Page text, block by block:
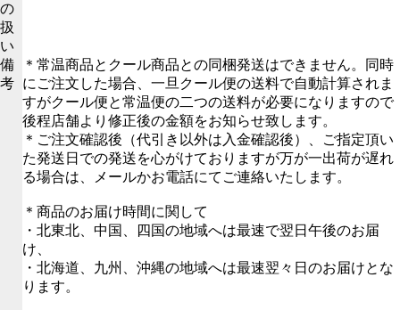
の
扱
い
備
考
＊常温商品とクール商品との同梱発送はできません。同時
にご注文した場合、一旦クール便の送料で自動計算されま
すがクール便と常温便の二つの送料が必要になりますので
後程店舗より修正後の金額をお知らせ致します。
＊ご注文確認後（代引き以外は入金確認後）、ご指定頂い
た発送日での発送を心がけておりますが万が一出荷が遅れ
る場合は、メールかお電話にてご連絡いたします。
＊商品のお届け時間に関して
・北東北、中国、四国の地域へは最速で翌日午後のお届
け、
・北海道、九州、沖縄の地域へは最速翌々日のお届けとな
ります。